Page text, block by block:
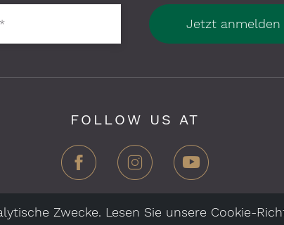
* Jetzt anmelden
FOLLOW US AT
Zwecke. Lesen Sie unsere Cookie-